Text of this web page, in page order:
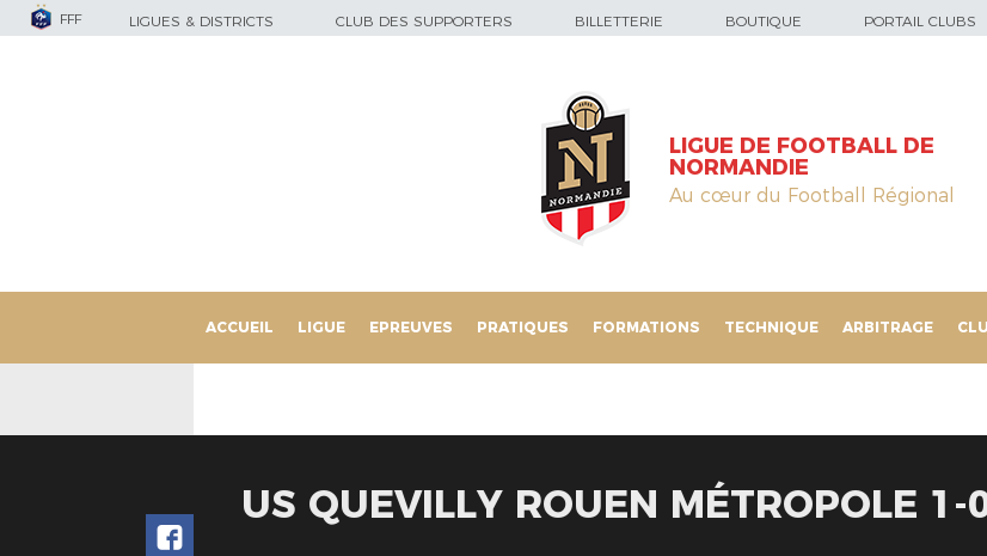
FFF LIGUES & DISTRICTS CLUB DES SUPPORTERS BILLETTERIE BOUTIQUE PORTAIL CLUBS
LIGUE DE FOOTBALL DE
NORMANDIE
Au cœur du Football Régional
ACCUEIL LIGUE EPREUVES PRATIQUES FORMATIONS TECHNIQUE ARBITRAGE
US QUEVILLY ROUEN MÉTROPOLE 1-